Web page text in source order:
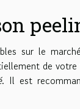
sur le
de votre
. Il est